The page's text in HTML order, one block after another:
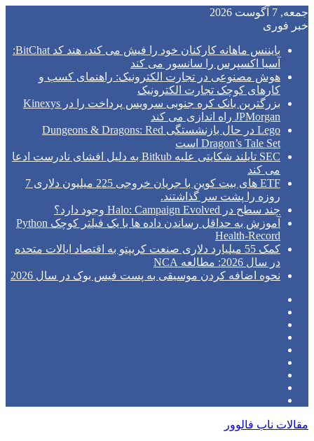
جمعه, 7 آگوست 2026
خبر فوری
بایننس ماهانه کارکنان خود را فیش می کند، هند کد BitChat:
آسیا اکسپرس را سانسور می کند
هوش مصنوعی در تجارت الکترونیک: راهنمای کسب و
کارهای کوچک تجارت الکترونیک
بزرگترین بانک کره جنوبی سرویس پرداخت را در Kinexys
JPMorgan راه اندازی می کند
Lego در حال بازنشستگی Dungeons & Dragons: Red
Dragon’s Tale Set است
SEC تایلند شکایتی علیه Bitkub به دلیل افشای نادرست ادعا
می کند
ETF های بیت کوین با جریان خروجی 225 میلیون دلاری 7
روزه را پشت سر گذاشتند.
چند سطح در Halo: Campaign Evolved وجود دارد؟
آموزش به حداقل رساندن داده ها با یک فیلتر کوچک Python
Health-Record
کمک 55 میلیارد دلاری صنعت کریپتو به اقتصاد ایالات متحده
در سال 2026: مطالعه NCA
نحوه اضافه کردن موسیقی به پست فیس بوک در سال 2026
مقالات ناب فالوور